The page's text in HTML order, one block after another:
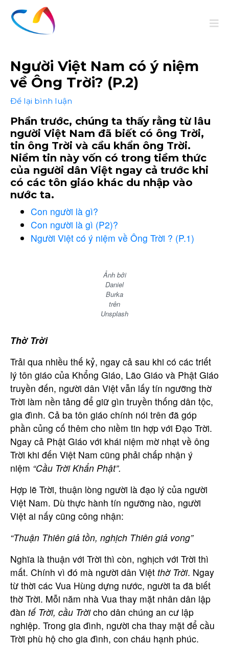
Người Việt Nam có ý niệm
về Ông Trời? (P.2)
Để lại bình luận
Phần trước, chúng ta thấy rằng từ lâu
người Việt Nam đã biết có ông Trời,
tin ông Trời và cầu khẩn ông Trời.
Niềm tin này vốn có trong tiềm thức
của người dân Việt ngay cả trước khi
có các tôn giáo khác du nhập vào
nước ta.
Con người là gì?
Con người là gì (P2)?
Người Việt có ý niệm về Ông Trời ? (P.1)
Ảnh bởi
Daniel
Burka
trên
Unsplash
Thờ Trời
Trải qua nhiều thế kỷ, ngay cả sau khi có các triết
lý tôn giáo của Khổng Giáo, Lão Giáo và Phật Giáo
truyền đến, người dân Việt vẫn lấy tín ngưỡng thờ
Trời làm nền tảng để giữ gìn truyền thống dân tộc,
gia đình. Cả ba tôn giáo chính nói trên đã góp
phần củng cố thêm cho niềm tin hợp với Đạo Trời.
Ngay cả Phật Giáo với khái niệm mờ nhạt về ông
Trời khi đến Việt Nam cũng phải chấp nhận ý
niệm “Cầu Trời Khẩn Phật”.
Hợp lẽ Trời, thuận lòng người là đạo lý của người
Việt Nam. Dù thực hành tín ngưỡng nào, người
Việt ai nấy cũng công nhận:
“Thuận Thiên giả tồn, nghịch Thiên giả vong”
Nghĩa là thuận với Trời thì còn, nghịch với Trời thì
mất. Chính vì đó mà người dân Việt thờ Trời. Ngay
từ thời các Vua Hùng dựng nước, người ta đã biết
thờ Trời. Mỗi năm nhà Vua thay mặt nhân dân lập
đàn tế Trời, cầu Trờicho dân chúng an cư lập
nghiệp. Trong gia đình, người cha thay mặt để cầu
Trời phù hộ cho gia đình, con cháu hạnh phúc.